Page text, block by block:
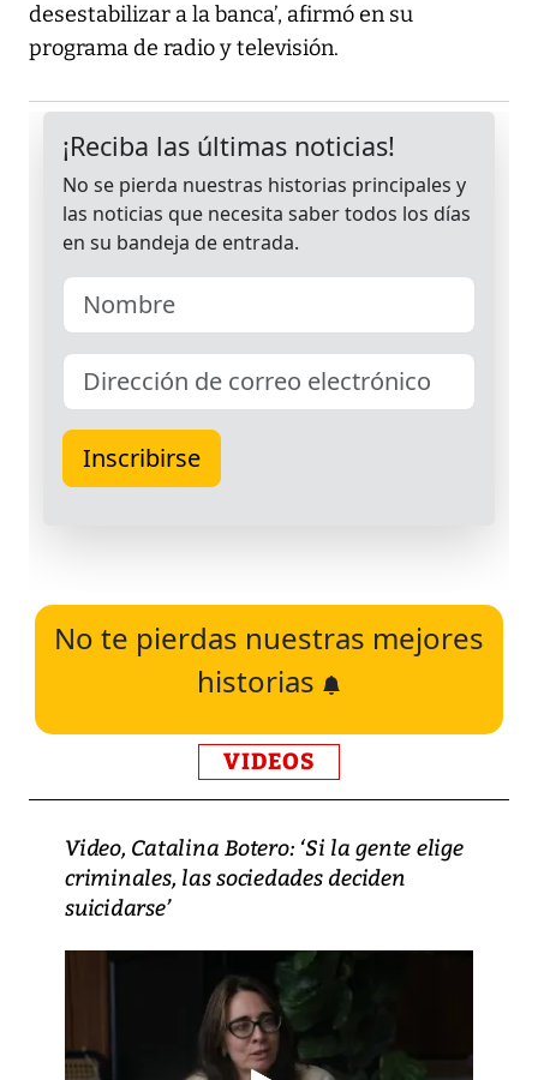
desestabilizar a la banca’, afirmó en su
programa de radio y televisión.
No te pierdas nuestras mejores
historias
VIDEOS
Video, Catalina Botero: ‘Si la gente elige
criminales, las sociedades deciden
suicidarse’